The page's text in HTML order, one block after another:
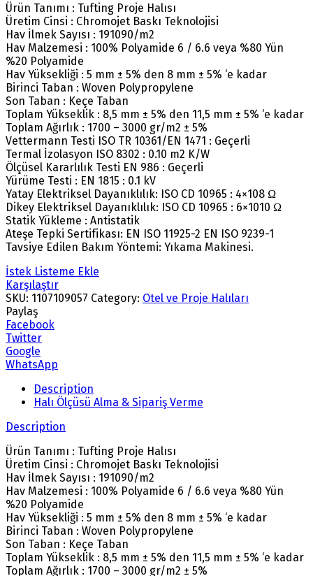
Ürün Tanımı : Tufting Proje Halısı
Üretim Cinsi : Chromojet Baskı Teknolojisi
Hav İlmek Sayısı : 191090/m2
Hav Malzemesi : 100% Polyamide 6 / 6.6 veya %80 Yün
%20 Polyamide
Hav Yüksekliği : 5 mm ± 5% den 8 mm ± 5% ‘e kadar
Birinci Taban : Woven Polypropylene
Son Taban : Keçe Taban
Toplam Yükseklik : 8,5 mm ± 5% den 11,5 mm ± 5% ‘e kadar
Toplam Ağırlık : 1700 – 3000 gr/m2 ± 5%
Vettermann Testi ISO TR 10361/EN 1471 : Geçerli
Termal İzolasyon ISO 8302 : 0.10 m2 K/W
Ölçüsel Kararlılık Testi EN 986 : Geçerli
Yürüme Testi : EN 1815 : 0.1 kV
Yatay Elektriksel Dayanıklılık: ISO CD 10965 : 4×108 Ω
Dikey Elektriksel Dayanıklılık: ISO CD 10965 : 6×1010 Ω
Statik Yükleme : Antistatik
Ateşe Tepki Sertifikası: EN ISO 11925-2 EN ISO 9239-1
Tavsiye Edilen Bakım Yöntemi: Yıkama Makinesi.
İstek Listeme Ekle
Karşılaştır
SKU: 1107109057 Category: Otel ve Proje Halıları
Paylaş
Facebook
Twitter
Google
WhatsApp
Description
Halı Ölçüsü Alma & Sipariş Verme
Description
Ürün Tanımı : Tufting Proje Halısı
Üretim Cinsi : Chromojet Baskı Teknolojisi
Hav İlmek Sayısı : 191090/m2
Hav Malzemesi : 100% Polyamide 6 / 6.6 veya %80 Yün
%20 Polyamide
Hav Yüksekliği : 5 mm ± 5% den 8 mm ± 5% ‘e kadar
Birinci Taban : Woven Polypropylene
Son Taban : Keçe Taban
Toplam Yükseklik : 8,5 mm ± 5% den 11,5 mm ± 5% ‘e kadar
Toplam Ağırlık : 1700 – 3000 gr/m2 ± 5%